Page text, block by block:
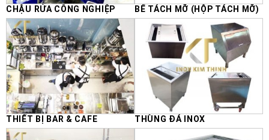
CHẬU RỬA CÔNG NGHIỆP BỂ TÁCH MỠ (HỘP TÁCH MỠ)
THIẾT BỊ BAR & CAFE THÙNG ĐÁ INOX